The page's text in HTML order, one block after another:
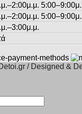
/ Designed &